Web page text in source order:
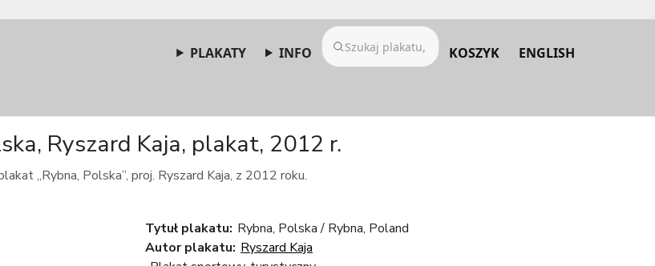
PLAKATY INFO KOSZYK ENGLISH
Ryszard Kaja, plakat, 2012 r.
„Rybna, Polska”, proj. Ryszard Kaja, z 2012 roku.
Tytuł plakatu: Rybna, Polska / Rybna, Poland
Autor plakatu: Ryszard Kaja